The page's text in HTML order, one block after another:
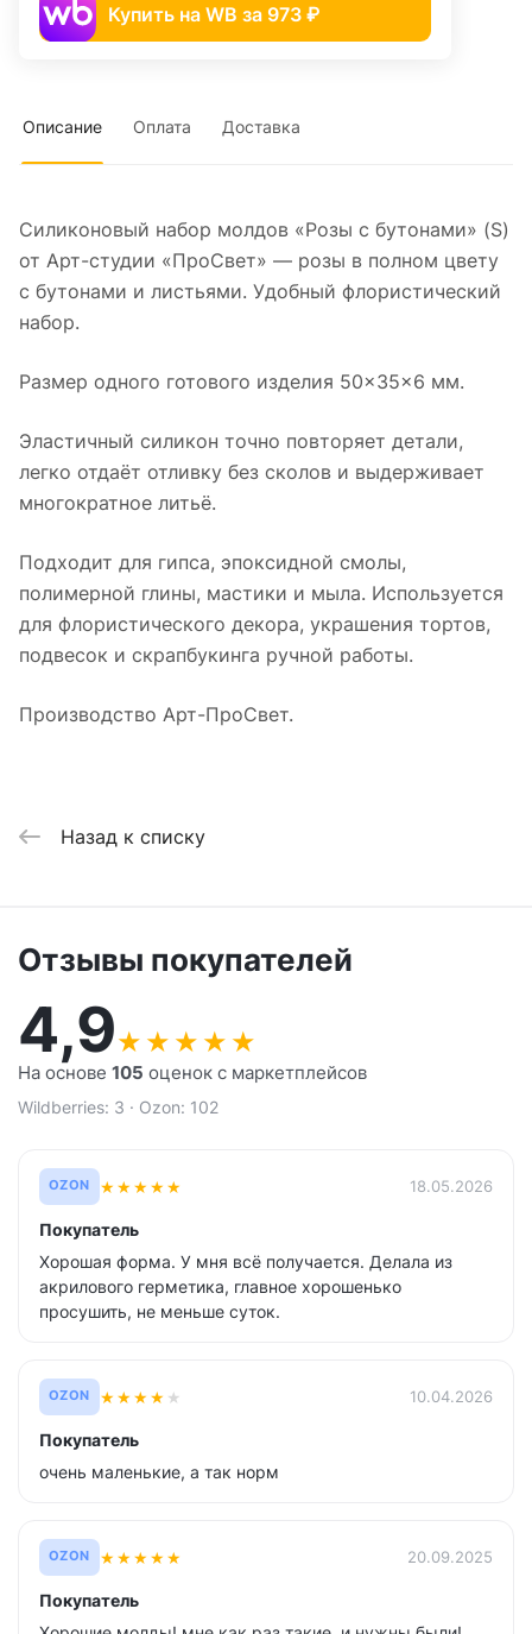
Купить на WB за 973 ₽
Описание Оплата Доставка
Силиконовый набор молдов «Розы с бутонами» (S)
от Арт-студии «ПроСвет» — розы в полном цвету
с бутонами и листьями. Удобный флористический
набор.
Размер одного готового изделия 50×35×6 мм.
Эластичный силикон точно повторяет детали,
легко отдаёт отливку без сколов и выдерживает
многократное литьё.
Подходит для гипса, эпоксидной смолы,
полимерной глины, мастики и мыла. Используется
для флористического декора, украшения тортов,
подвесок и скрапбукинга ручной работы.
Производство Арт-ПроСвет.
Назад к списку
Отзывы покупателей
4,9★ ★ ★ ★ ★
На основе 105 оценок с маркетплейсов
Wildberries: 3 · Ozon: 102
OZON ★★★★★ 18.05.2026
Покупатель
Хорошая форма. У мня всё получается. Делала из
акрилового герметика, главное хорошенько
просушить, не меньше суток.
OZON ★★★★ ★ 10.04.2026
Покупатель
очень маленькие, а так норм
OZON ★★★★★ 20.09.2025
Покупатель